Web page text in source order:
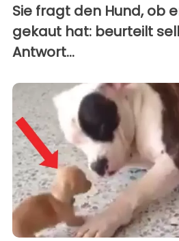
Sie fragt den Hund, ob
gekaut hat: beurteilt
Antwort...